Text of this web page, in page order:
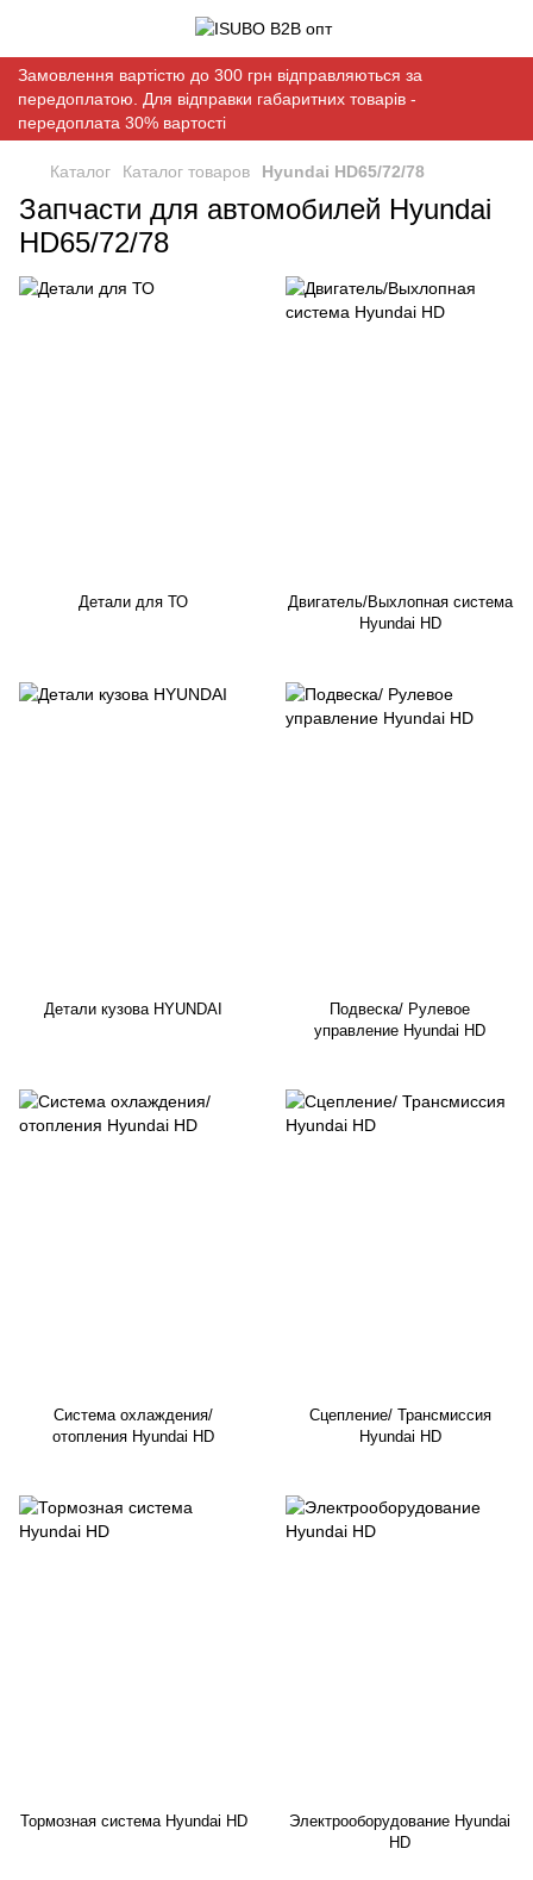
Замовлення вартістю до 300 грн відправляються за
передоплатою. Для відправки габаритних товарів -
передоплата 30% вартості
Каталог Каталог товаров Hyundai HD65/72/78
Запчасти для автомобилей Hyundai
HD65/72/78
Детали для ТО
Двигатель/Выхлопная система
Hyundai HD
Детали кузова HYUNDAI
Подвеска/ Рулевое
управление Hyundai HD
Система охлаждения/
отопления Hyundai HD
Сцепление/ Трансмиссия
Hyundai HD
Тормозная система Hyundai HD
Электрооборудование Hyundai
HD